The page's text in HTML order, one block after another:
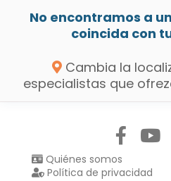
No encontramos a
coincida con
Cambia la
especialistas que
Quiénes somos
Política de privacidad